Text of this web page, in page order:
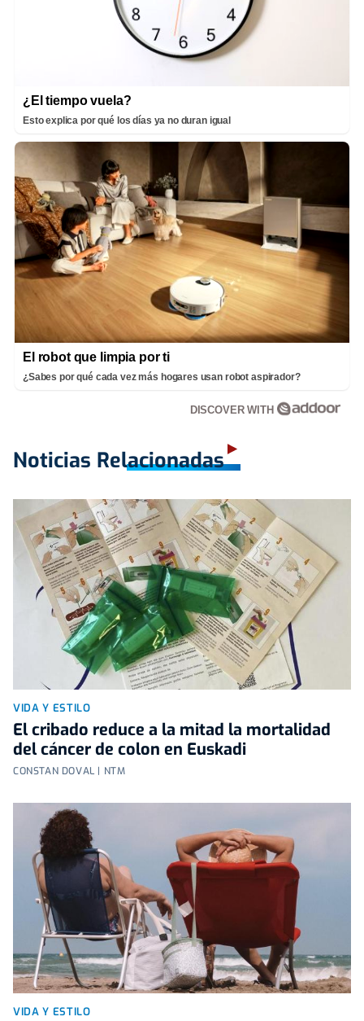
¿El tiempo vuela?
Esto explica por qué los días ya no duran igual
El robot que limpia por ti
¿Sabes por qué cada vez más hogares usan robot aspirador?
DISCOVER WITH
Noticias Relacionadas
VIDA Y ESTILO
El cribado reduce a la mitad la mortalidad
del cáncer de colon en Euskadi
CONSTAN DOVAL | NTM
VIDA Y ESTILO